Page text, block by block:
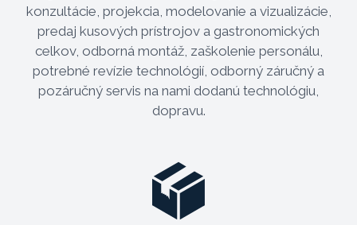
konzultácie, projekcia, modelovanie a vizualizácie,
predaj kusových prístrojov a gastronomických
celkov, odborná montáž, zaškolenie personálu,
potrebné revízie technológií, odborný záručný a
pozáručný servis na nami dodanú technológiu,
dopravu.